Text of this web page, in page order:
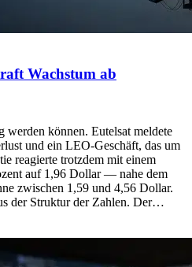
Wachstum ab
werden können. Eutelsat meldete
und ein LEO-Geschäft, das um
reagierte trotzdem mit einem
auf 1,96 Dollar — nahe dem
zwischen 1,59 und 4,56 Dollar.
der Struktur der Zahlen. Der…